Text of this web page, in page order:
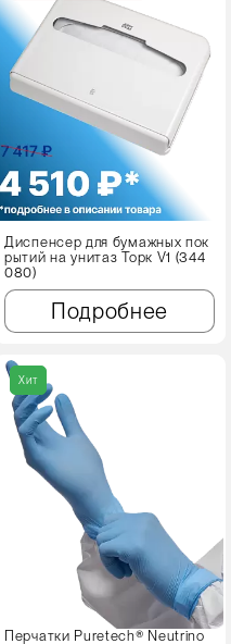
Диспенсер для бумажных пок
рытий на унитаз Торк V1 (344
080)
Подробнее
Хит
Перчатки Puretech® Neutrino